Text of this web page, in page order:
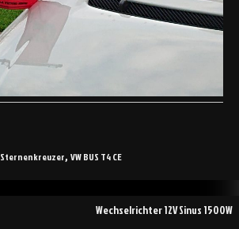
Sternenkreuzer, VW BUS T4 CE
Wechselrichter 12V Sinus 1500W